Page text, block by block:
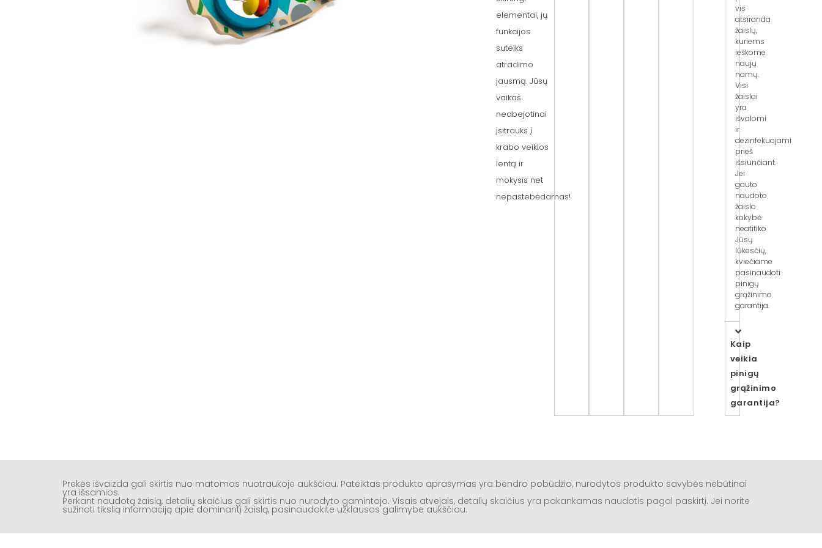
elementai, jų
funkcijos
suteiks
atradimo
jausmą. Jūsų
vaikas
neabejotinai
įsitrauks į
krabo veiklos
lentą ir
mokysis net
nepastebėdamas!
vis
atsiranda
žaislų,
kuriems
ieškome
naujų
namų.
Visi
žaislai
yra
išvalomi
ir
dezinfekuojami
prieš
išsiunčiant.
Jei
gauto
naudoto
žaislo
kokybė
neatitiko
Jūsų
lūkesčių,
kviečiame
pasinaudoti
pinigų
grąžinimo
garantija.
Kaip
veikia
pinigų
grąžinimo
garantija?
Prekės išvaizda gali skirtis nuo matomos nuotraukoje aukščiau. Pateiktas produkto aprašymas yra bendro pobūdžio, nurodytos produkto savybės nebūtinai
yra išsamios.
Perkant naudotą žaislą, detalių skaičius gali skirtis nuo nurodyto gamintojo. Visais atvejais, detalių skaičius yra pakankamas naudotis pagal paskirtį. Jei norite
sužinoti tikslią informaciją apie dominantį žaislą, pasinaudokite užklausos galimybe aukščiau.